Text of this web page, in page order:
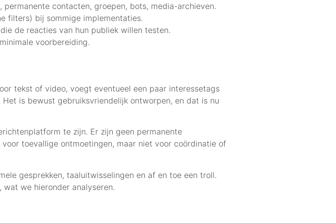
contacten, groepen, bots, media-archieven.
filters) bij sommige implementaties.
de reacties van hun publiek willen testen.
voorbereiding.
tekst of video, voegt eventueel een paar interessetags
is bewust gebruiksvriendelijk ontworpen, en dat is nu
te zijn. Er zijn geen permanente
toevallige ontmoetingen, maar niet voor coördinatie of
gesprekken, taaluitwisselingen en af en toe een troll.
we hieronder analyseren.